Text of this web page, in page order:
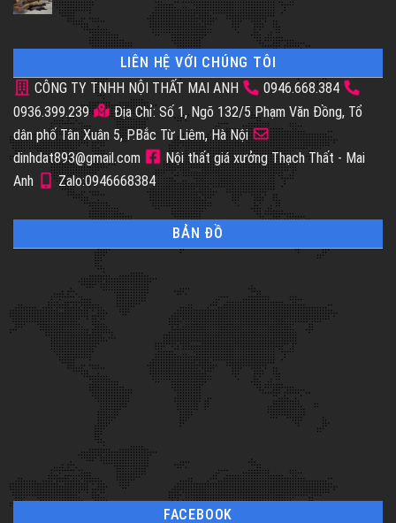
LIÊN HỆ VỚI CHÚNG TÔI
CÔNG TY TNHH NỘI THẤT MAI ANH
0946.668.384
0936.399.239
Địa Chỉ: Số 1, Ngõ 132/5 Phạm Văn Đồng, Tổ
dân phố Tân Xuân 5, P.Bắc Từ Liêm, Hà Nội
dinhdat893@gmail.com
Nội thất giá xưởng Thạch Thất - Mai
Anh
Zalo:0946668384
BẢN ĐỒ
FACEBOOK